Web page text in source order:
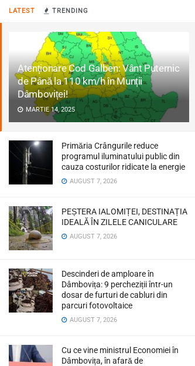
LATEST TRENDING
Atenționare Cod Galben: Vânt Puternic
de Până la 110 km/h în Munții
Dâmboviței!
MARTIE 14, 2025
Primăria Crângurile reduce
programul iluminatului public din
cauza costurilor ridicate la energie
AUGUST 7, 2026
PEȘTERA IALOMIȚEI, DESTINAȚIA
IDEALĂ ÎN ZILELE CANICULARE
AUGUST 7, 2026
Descinderi de amploare în
Dâmbovița: 9 percheziții într-un
dosar de furturi de cabluri din
parcuri fotovoltaice
AUGUST 7, 2026
Cu ce vine ministrul Economiei în
Dâmbovița, în afară de